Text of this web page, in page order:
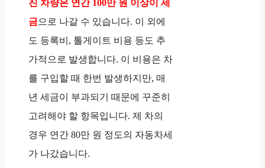
진 차량은 연간 100만 원 이상이 세
금으로 나갈 수 있습니다. 이 외에
도 등록비, 톨게이트 비용 등도 추
가적으로 발생합니다. 이 비용은 차
를 구입할 때 한번 발생하지만, 매
년 세금이 부과되기 때문에 꾸준히
고려해야 할 항목입니다. 제 차의
경우 연간 80만 원 정도의 자동차세
가 나갔습니다.